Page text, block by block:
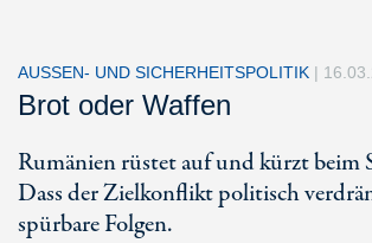
AUSSEN- UND SICHERHEITSPOLITIK |
Brot oder Waffen
Rumänien rüstet auf und kürzt beim
Dass der Zielkonflikt politisch
spürbare Folgen.